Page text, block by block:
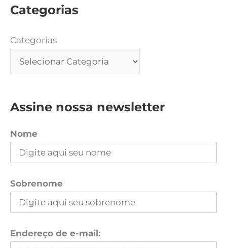
Categorias
Categorias
Assine nossa newsletter
Nome
Sobrenome
Endereço de e-mail: